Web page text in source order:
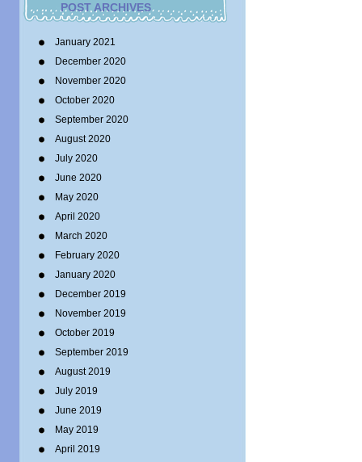
POST ARCHIVES
January 2021
December 2020
November 2020
October 2020
September 2020
August 2020
July 2020
June 2020
May 2020
April 2020
March 2020
February 2020
January 2020
December 2019
November 2019
October 2019
September 2019
August 2019
July 2019
June 2019
May 2019
April 2019